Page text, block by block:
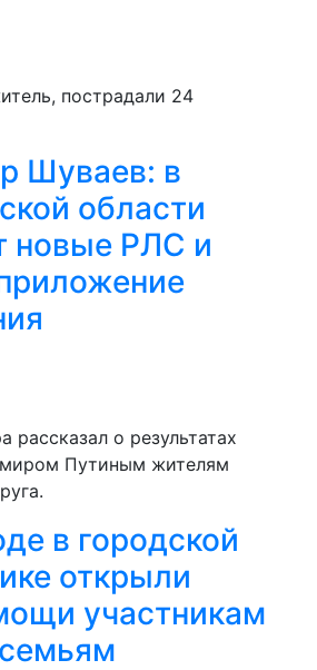
пострадали 24
Шуваев: в
области
новые РЛС и
рассказал о результатах
Путиным жителям
в городской
открыли
участникам